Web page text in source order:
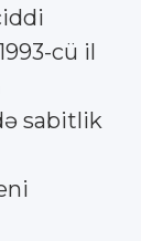
cü il
sabitlik